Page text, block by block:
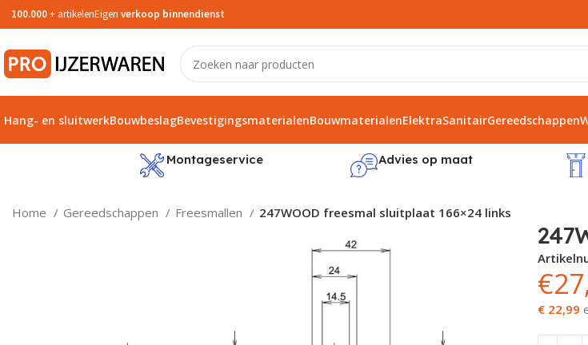
100.000+ artikelenEigen verkoop binnendienst
Hang- en sluitwerkBouwbeslagBevestigingsmaterialenBouwmaterialenElektraSanitairGereedschappen
Montageservice Advies op maat
Home Gereedschappen Freesmallen 247WOOD freesmal sluitplaat 166×24 links
€
€ 22,99